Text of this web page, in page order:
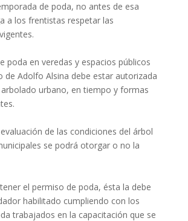
de poda, no antes de esa
a los frentistas respetar las
poda en veredas y espacios públicos
de Adolfo Alsina debe estar autorizada
urbano, en tiempo y formas
de las condiciones del árbol
se podrá otorgar o no la
el permiso de poda, ésta la debe
habilitado cumpliendo con los
trabajados en la capacitación que se